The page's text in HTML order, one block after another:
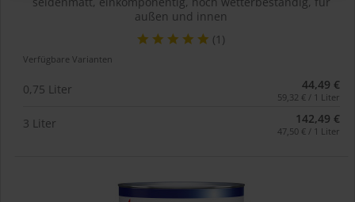
außen und innen
(1)
Verfügbare Varianten
0,75 Liter 44,49 €
59,32 € / 1 Liter
3 Liter 142,49 €
47,50 € / 1 Liter